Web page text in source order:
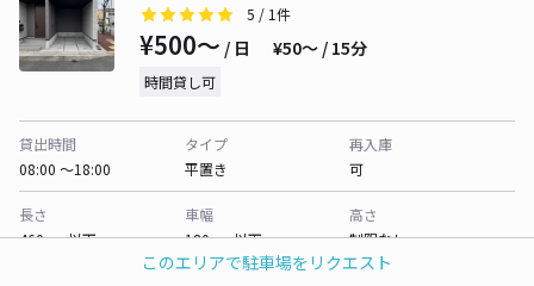
このエリアで駐車場をリクエスト
5 / 1件
¥500〜 / 日 ¥50〜 / 15分
時間貸し可
貸出時間
08:00 〜18:00
タイプ
平置き
再入庫
可
長さ
460cm 以下
車幅
180cm 以下
高さ
制限なし